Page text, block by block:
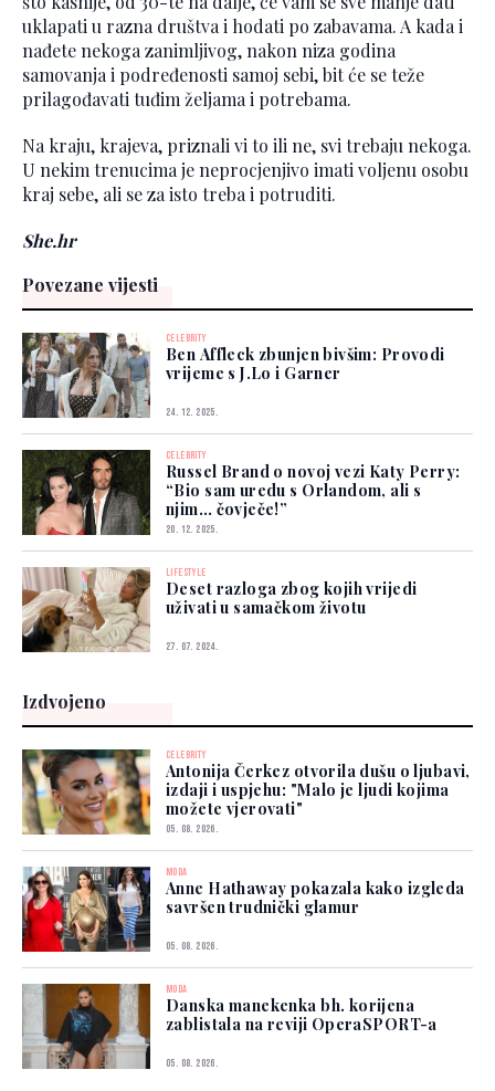
uklapati u razna društva i hodati po zabavama. A kada i
nađete nekoga zanimljivog, nakon niza godina
samovanja i podređenosti samoj sebi, bit će se teže
prilagođavati tuđim željama i potrebama.
Na kraju, krajeva, priznali vi to ili ne, svi trebaju nekoga.
U nekim trenucima je neprocjenjivo imati voljenu osobu
kraj sebe, ali se za isto treba i potruditi.
She.hr
Povezane vijesti
CELEBRITY
Ben Affleck zbunjen bivšim: Provodi
vrijeme s J.Lo i Garner
24. 12. 2025.
CELEBRITY
Russel Brand o novoj vezi Katy Perry:
“Bio sam uredu s Orlandom, ali s
njim… čovječe!”
20. 12. 2025.
LIFESTYLE
Deset razloga zbog kojih vrijedi
uživati u samačkom životu
27. 07. 2024.
Izdvojeno
CELEBRITY
Antonija Čerkez otvorila dušu o ljubavi,
izdaji i uspjehu: "Malo je ljudi kojima
možete vjerovati"
05. 08. 2026.
MODA
Anne Hathaway pokazala kako izgleda
savršen trudnički glamur
05. 08. 2026.
MODA
Danska manekenka bh. korijena
zablistala na reviji OperaSPORT-a
05. 08. 2026.